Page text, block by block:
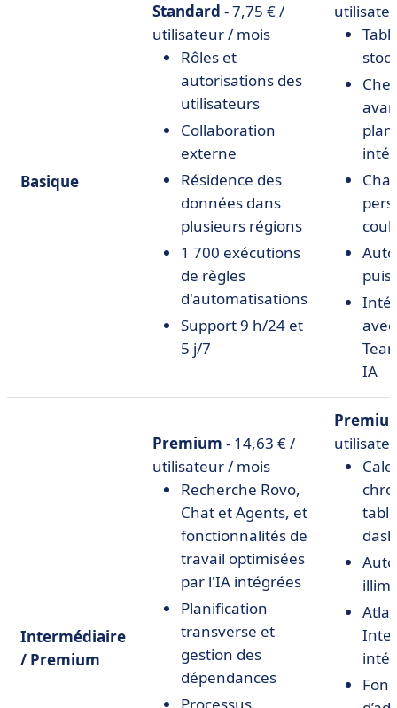
Basique
Standard -7,75 € /
utilisateur / mois
Rôles et
autorisations des
utilisateurs
Collaboration
externe
Résidence des
données dans
plusieurs régions
1 700 exécutions
de règles
d'automatisations
Support 9 h/24 et
5 j/7
IA
Intermédiaire
/ Premium
Premium - 14,63 € /
utilisateur / mois
Recherche Rovo,
Chat et Agents, et
fonctionnalités de
travail optimisées
par l'IA intégrées
Planification
transverse et
gestion des
dépendances